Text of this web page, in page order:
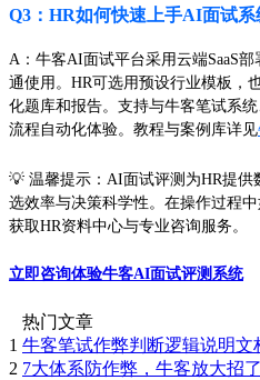
Q3：HR如何快速上手AI面试系
A：牛客AI面试平台采用云端SaaS
通使用。HR可选用预设行业模板，
化题库和报告。支持与牛客笔试系
流程自动化体验。教程与案例库详见
💡 温馨提示：AI面试评测为HR提
选效率与决策科学性。在操作过程
获取HR资料中心与专业咨询服务。
立即咨询体验牛客AI面试评测系统
热门文章
1 牛客笔试作弊判断逻辑说明文
2 7大体系防作弊，牛客放大招